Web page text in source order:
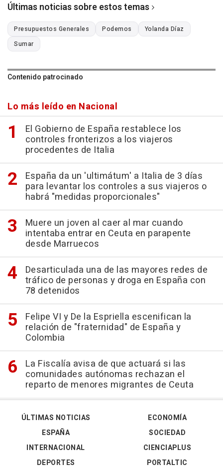
Últimas noticias sobre estos temas
Presupuestos Generales Podemos
Yolanda Díaz
Sumar
Contenido patrocinado
Lo más leído en Nacional
El Gobierno de España restablece los
controles fronterizos a los viajeros
procedentes de Italia
España da un 'ultimátum' a Italia de 3 días
para levantar los controles a sus viajeros o
habrá "medidas proporcionales"
Muere un joven al caer al mar cuando
intentaba entrar en Ceuta en parapente
desde Marruecos
Desarticulada una de las mayores redes de
tráfico de personas y droga en España con
78 detenidos
Felipe VI y De la Espriella escenifican la
relación de "fraternidad" de España y
Colombia
La Fiscalía avisa de que actuará si las
comunidades autónomas rechazan el
reparto de menores migrantes de Ceuta
ÚLTIMAS NOTICIAS
ESPAÑA
INTERNACIONAL
DEPORTES
ECONOMÍA
SOCIEDAD
CIENCIAPLUS
PORTALTIC